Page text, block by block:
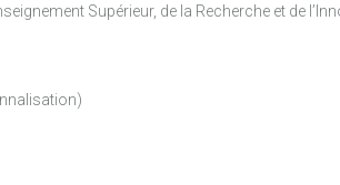
Supérieur, de la Recherche et de